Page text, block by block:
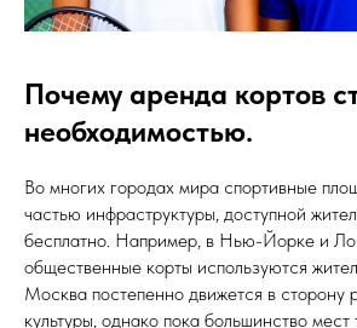
Почему аренда кортов
необходимостью.
Во многих городах мира спортивные
частью инфраструктуры, доступной
бесплатно. Например, в Нью-Йорке и
общественные корты используются
Москва постепенно движется в сторону
культуры, однако пока большинство мест